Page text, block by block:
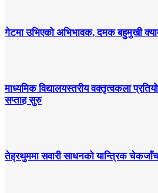
गेटमा उभिएको अभिभावक, दमक बहुमुखी
माध्यमिक विद्यालयस्तरीय वक्तृत्वकला
सप्ताह सुरु
तेह्रथुममा सवारी साधनको यान्त्रिक